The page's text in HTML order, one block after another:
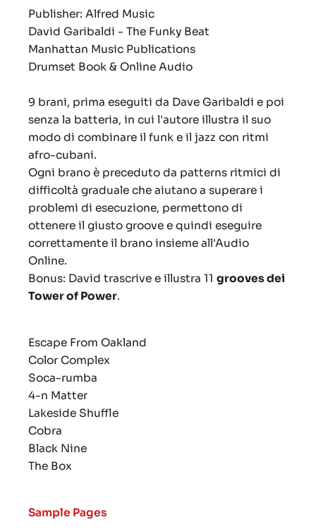
Publisher: Alfred Music
David Garibaldi - The Funky Beat
Manhattan Music Publications
Drumset Book & Online Audio
9 brani, prima eseguiti da Dave Garibaldi e poi
senza la batteria, in cui l'autore illustra il suo
modo di combinare il funk e il jazz con ritmi
afro-cubani.
Ogni brano è preceduto da patterns ritmici di
difficoltà graduale che aiutano a superare i
problemi di esecuzione, permettono di
ottenere il giusto groove e quindi eseguire
correttamente il brano insieme all'Audio
Online.
Bonus: David trascrive e illustra 11 grooves dei
Tower of Power.
Escape From Oakland
Color Complex
Soca-rumba
4-n Matter
Lakeside Shuffle
Cobra
Black Nine
The Box
Sample Pages